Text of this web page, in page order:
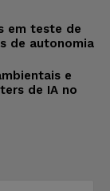
em teste de
de autonomia
e
de IA no